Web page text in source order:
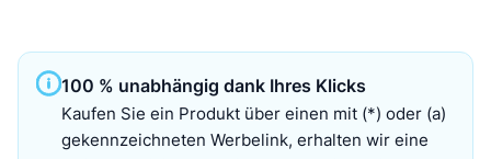
100 % unabhängig dank Ihres Klicks
Kaufen Sie ein Produkt über einen mit (*) oder (a)
gekennzeichneten Werbelink, erhalten wir eine